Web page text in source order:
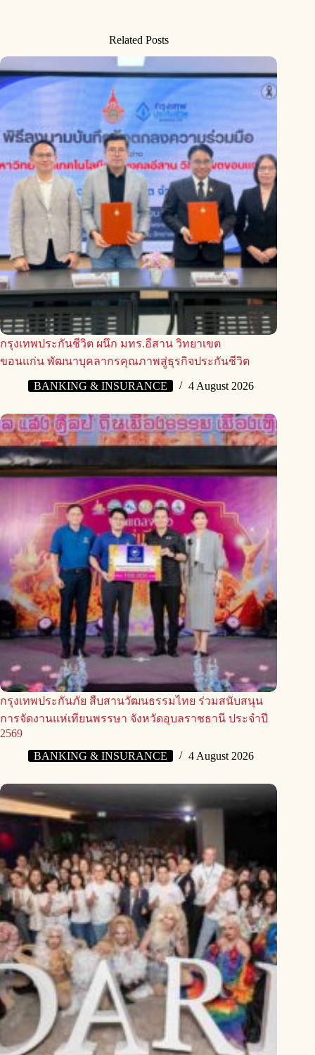
Related Posts
กรุงเทพประกันชีวิต ผนึก มทร.อีสาน วิทยาเขต
ขอนแก่น พัฒนาบุคลากรคุณภาพสู่ธุรกิจประกันชีวิต
BANKING & INSURANCE 4 August 2026
กรุงเทพประกันภัย สืบสานวัฒนธรรมไทย ร่วมสนับสนุน
การจัดงานแห่เทียนพรรษา จังหวัดอุบลราชธานี ประจำปี
2569
BANKING & INSURANCE
4 August 2026